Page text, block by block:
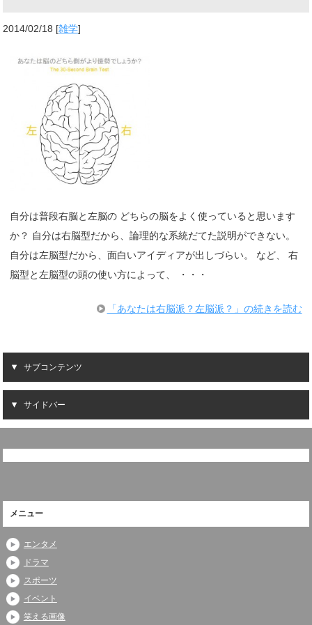
2014/02/18 [雑学]
自分は普段右脳と左脳の どちらの脳をよく使っていると思います
か？ 自分は右脳型だから、論理的な系統だてた説明ができない。
自分は左脳型だから、面白いアイディアが出しづらい。 など、 右
脳型と左脳型の頭の使い方によって、 ・・・
「あなたは右脳派？左脳派？」の続きを読む
サブコンテンツ
サイドバー
メニュー
エンタメ
ドラマ
スポーツ
イベント
笑える画像